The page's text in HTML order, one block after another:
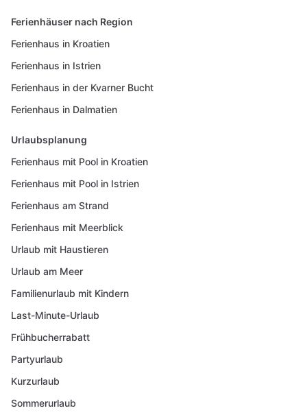
Ferienhäuser nach Region
Ferienhaus in Kroatien
Ferienhaus in Istrien
Ferienhaus in der Kvarner Bucht
Ferienhaus in Dalmatien
Urlaubsplanung
Ferienhaus mit Pool in Kroatien
Ferienhaus mit Pool in Istrien
Ferienhaus am Strand
Ferienhaus mit Meerblick
Urlaub mit Haustieren
Urlaub am Meer
Familienurlaub mit Kindern
Last-Minute-Urlaub
Frühbucherrabatt
Partyurlaub
Kurzurlaub
Sommerurlaub